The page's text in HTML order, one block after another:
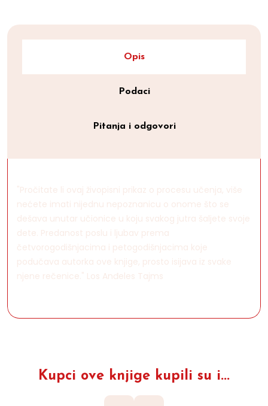
Opis
Podaci
Pitanja i odgovori
"Pročitate li ovaj živopisni prikaz o procesu učenja, više
nećete imati nijednu nepoznanicu o onome što se
dešava unutar učionice u koju svakog jutra šaljete svoje
dete. Predanost poslu i ljubav prema
četvorogodišnjacima i petogodišnjacima koje
podučava autorka ove knjige, prosto isijava iz svake
njene rečenice." Los Anđeles Tajms
Kupci ove knjige kupili su i...